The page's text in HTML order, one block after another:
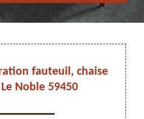
fauteuil, chaise
Noble 59450